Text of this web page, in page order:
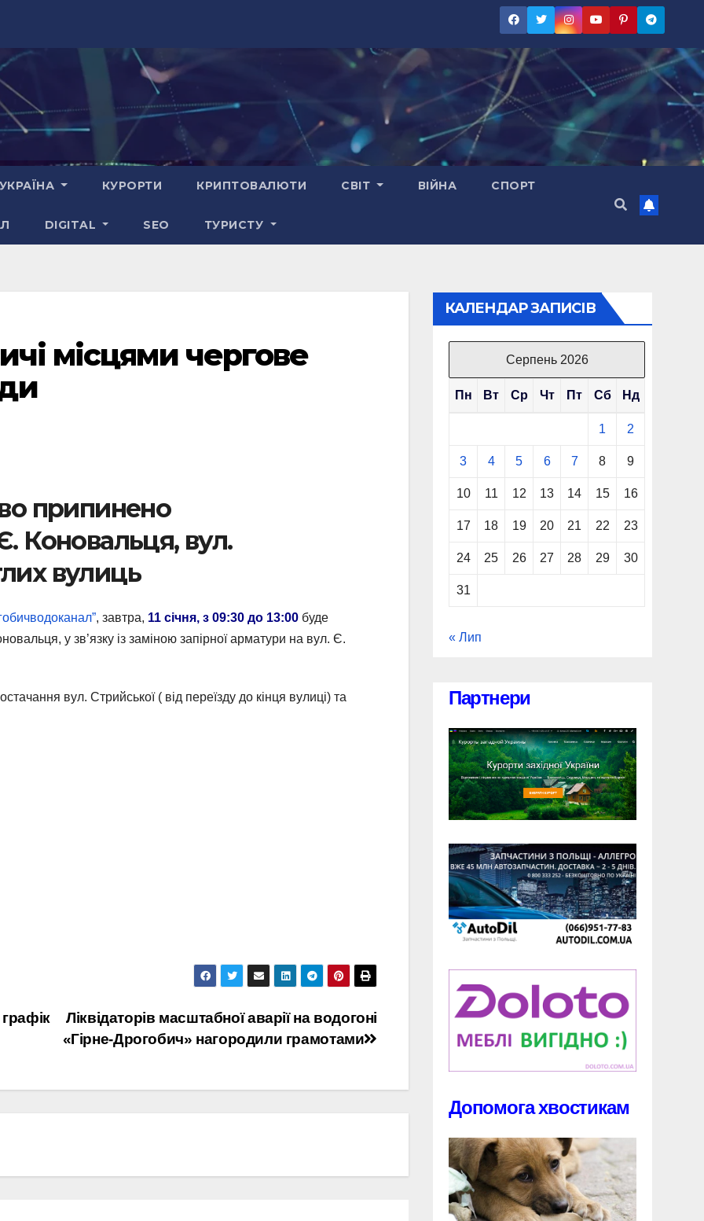
УКРАЇНА КУРОРТИ КРИПТОВАЛЮТИ СВІТ ВІЙНА СПОРТ
DIGITAL SEO ТУРИСТУ
місцями чергове
припинено
Коновальця, вул.
вулиць
, завтра, 11 січня, з 09:30 до 13:00 буде
у зв’язку із заміною запірної арматури на вул. Є.
вул. Стрийської ( від переїзду до кінця вулиці) та
Ліквідаторів масштабної аварії на водогоні
«Гірне-Дрогобич» нагородили грамотами
КАЛЕНДАР ЗАПИСІВ
Серпень 2026
Пн Вт Ср Чт Пт Сб Нд
1 2
3 4 5 6 7 8 9
10 11 12 13 14 15 16
17 18 19 20 21 22 23
24 25 26 27 28 29 30
31
« Лип
Партнери
Допомога хвостикам